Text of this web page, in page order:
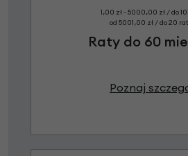
1,00 zł - 5000,00 zł / do
od 5001,00 zł / do 20
Raty do 60
Poznaj